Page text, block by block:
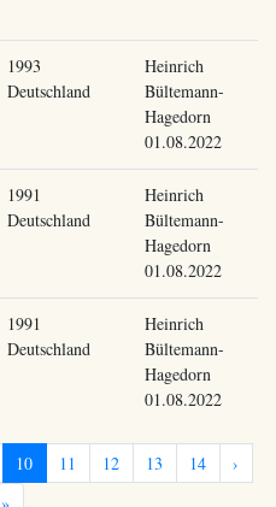
1993
Deutschland
Heinrich
Bültemann-
Hagedorn
01.08.2022
1991
Deutschland
Heinrich
Bültemann-
Hagedorn
01.08.2022
1991
Deutschland
Heinrich
Bültemann-
Hagedorn
01.08.2022
10 11 12 13 14
›
»